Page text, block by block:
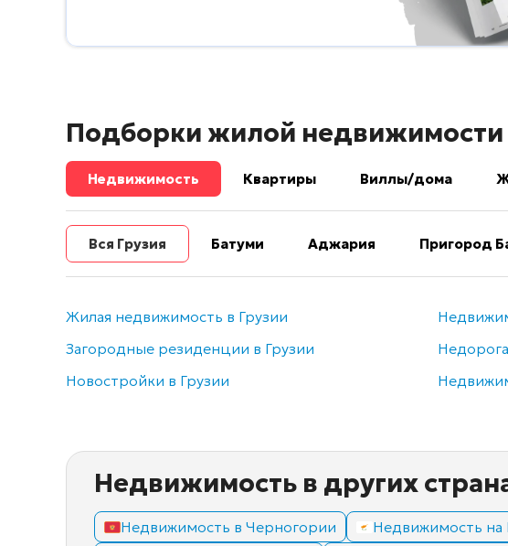
Подборки жилой недвижимости
Недвижимость Квартиры Виллы/дома
Вся Грузия Батуми Аджария Пригород
Жилая недвижимость в Грузии
Загородные резиденции в Грузии
Новостройки в Грузии
Недвижимость в других
Недвижимость в Черногории Недвижимость на